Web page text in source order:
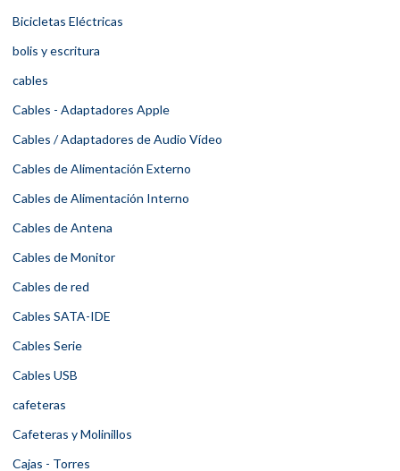
Bicicletas Eléctricas
bolis y escritura
cables
Cables - Adaptadores Apple
Cables / Adaptadores de Audio Vídeo
Cables de Alimentación Externo
Cables de Alimentación Interno
Cables de Antena
Cables de Monitor
Cables de red
Cables SATA-IDE
Cables Serie
Cables USB
cafeteras
Cafeteras y Molinillos
Cajas - Torres